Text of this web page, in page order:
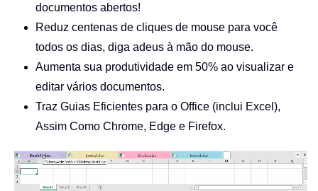
documentos abertos!
Reduz centenas de cliques de mouse para você
todos os dias, diga adeus à mão do mouse.
Aumenta sua produtividade em 50% ao visualizar e
editar vários documentos.
Traz Guias Eficientes para o Office (inclui Excel),
Assim Como Chrome, Edge e Firefox.